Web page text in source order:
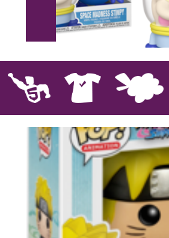
בובות פרווה חולצות פסלים